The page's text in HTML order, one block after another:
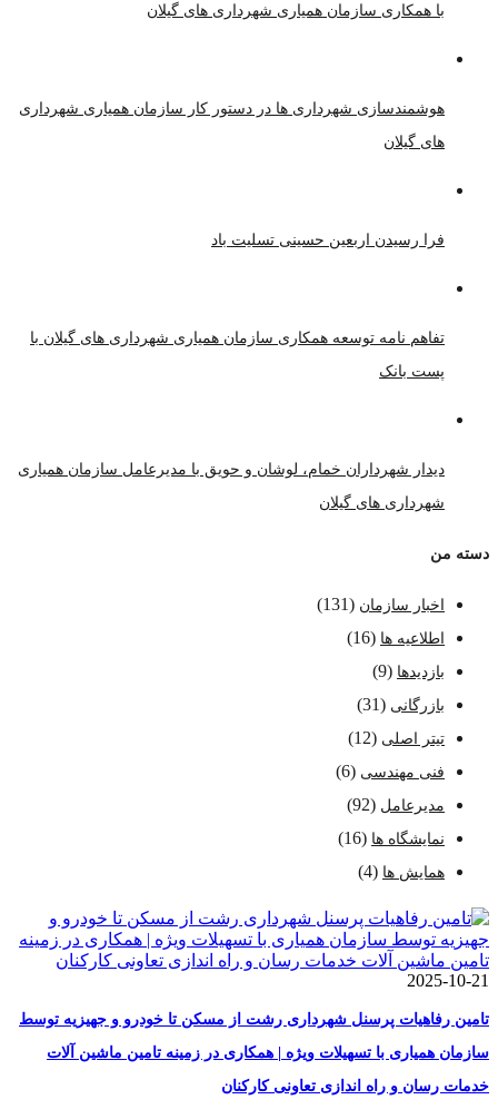
با همکاری سازمان همیاری شهرداری های گیلان
هوشمندسازی شهرداری ها در دستور کار سازمان همیاری شهرداری
های گیلان
فرا رسیدن اربعین حسینی تسلیت باد
تفاهم نامه توسعه همکاری سازمان همیاری شهرداری های گیلان با
پست بانک
دیدار شهرداران خمام، لوشان و حویق با مدیرعامل سازمان همیاری
شهرداری های گیلان
دسته من
اخبار سازمان (131)
اطلاعیه ها (16)
بازدیدها (9)
بازرگانی (31)
تیتر اصلی (12)
فنی مهندسی (6)
مدیرعامل (92)
نمایشگاه ها (16)
همایش ها (4)
2025-10-21
تامین رفاهیات پرسنل شهرداری رشت از مسکن تا خودرو و جهیزیه توسط
سازمان همیاری با تسهیلات ویژه | همکاری در زمینه تامین ماشین آلات
خدمات رسان و راه اندازی تعاونی کارکنان